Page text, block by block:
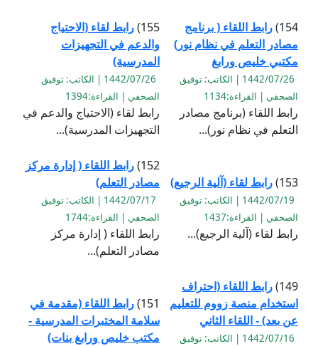
154) رابط اللقاء ( برنامج
مصادر التعلم في نظام نور)
مكتبي خليص ورابغ
1442/07/26 | الكاتب: توفيق
الصحفي | القراءة:1134
رابط اللقاء (برنامج مصادر
التعلم في نظام نور)...
155) رابط لقاء (الاحتياج
والدعم في التجهيزات
المدرسية)
1442/07/26 | الكاتب: توفيق
الصحفي | القراءة:1394
رابط لقاء (الاحتياج والدعم في
التجهيزات المدرسية)...
153) رابط لقاء (آلية الرجيع)
1442/07/19 | الكاتب: توفيق
الصحفي | القراءة:1437
رابط لقاء (آلية الرجيع)...
152) رابط اللقاء ( إدارة مركز
مصادر التعلم)
1442/07/17 | الكاتب: توفيق
الصحفي | القراءة:1744
رابط اللقاء ( إدارة مركز
مصادر التعلم)...
149) رابط اللقاء (احتراف
استخدام منصة زووم للتعليم
عن بعد) - اللقاء الثاني
1442/07/16 | الكاتب: توفيق
151) رابط اللقاء (مقدمة في
سلامة المختبرات المدرسية -
مكتب خليص ورابغ بنات)